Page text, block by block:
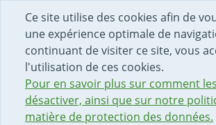
Ce site utilise des cookies afin de
une expérience optimale de
continuant de visiter ce site, vous
l'utilisation de ces cookies.
Pour en savoir plus sur comment les
désactiver, ainsi que sur notre
matière de protection des données.
DÉBUT DU CONTENU DE LA PAGE
ACCÈS AU CHAMP DE RECHERCHE
PAGE D'ACCUEIL
FORMULAIRE DE CONTACT